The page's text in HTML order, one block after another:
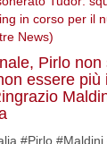
News)
Pirlo non
essere più
#Pirlo